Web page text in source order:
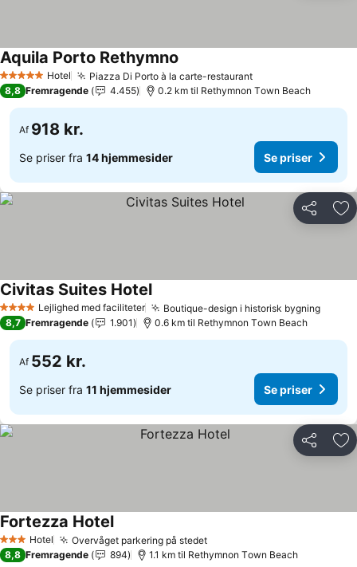
5 Stjerner Hotel Piazza Di Porto à la carte-restaurant
Aquila Porto Rethymno
8,8 Fremragende 4.455 0.2 km til Rethymnon Τown Beach
Af 918 kr.
Se priser fra 14 hjemmesider Se priser
Del
4 StjernerLejlighed med faciliteter Boutique-design i historisk bygning
Civitas Suites Hotel
8,7 Fremragende 1.901 0.6 km til Rethymnon Τown Beach
Af 552 kr.
Se priser fra 11 hjemmesider Se priser
Del
3 StjernerHotel Overvåget parkering på stedet
Fortezza Hotel
8,8 Fremragende 894 1.1 km til Rethymnon Τown Beach